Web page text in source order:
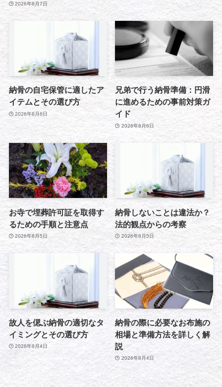
2026年8月7日
納骨の自宅保管に適したア
イテムとその選び方
2026年8月6日
兄弟で行う納骨準備：円滑
に進めるための事前対策ガ
イド
2026年8月6日
お寺で埋葬許可証を取得す
るための手順と注意点
2026年8月5日
納骨しないことは違法か？
法的観点からの考察
2026年8月5日
故人を偲ぶ納骨の適切なタ
イミングとその選び方
2026年8月4日
納骨の際に必要なお布施の
相場と準備方法を詳しく解
説
2026年8月4日